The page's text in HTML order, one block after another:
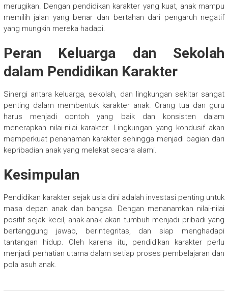
merugikan. Dengan pendidikan karakter yang kuat, anak mampu
memilih jalan yang benar dan bertahan dari pengaruh negatif
yang mungkin mereka hadapi.
Peran Keluarga dan Sekolah
dalam Pendidikan Karakter
Sinergi antara keluarga, sekolah, dan lingkungan sekitar sangat
penting dalam membentuk karakter anak. Orang tua dan guru
harus menjadi contoh yang baik dan konsisten dalam
menerapkan nilai-nilai karakter. Lingkungan yang kondusif akan
memperkuat penanaman karakter sehingga menjadi bagian dari
kepribadian anak yang melekat secara alami.
Kesimpulan
Pendidikan karakter sejak usia dini adalah investasi penting untuk
masa depan anak dan bangsa. Dengan menanamkan nilai-nilai
positif sejak kecil, anak-anak akan tumbuh menjadi pribadi yang
bertanggung jawab, berintegritas, dan siap menghadapi
tantangan hidup. Oleh karena itu, pendidikan karakter perlu
menjadi perhatian utama dalam setiap proses pembelajaran dan
pola asuh anak.